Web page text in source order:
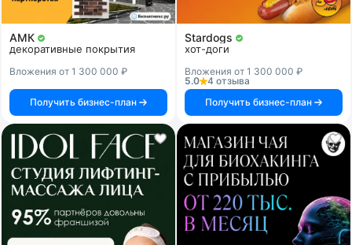
АМК
декоративные покрытия
Вложения от 1 300 000 ₽
Получить бизнес-план
Stardogs
хот-доги
Вложения от 1 300 000 ₽
5.0
4 отзыва
Получить бизнес-план